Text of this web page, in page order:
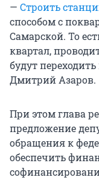
— Строить
способом с
Самарской. То
квартал,
будут
Дмитрий Азаров.
При этом глава
предложение
обращения к
обеспечить